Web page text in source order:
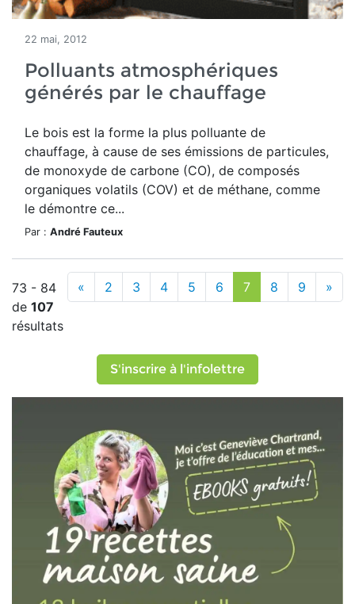
22 mai, 2012
Polluants atmosphériques
générés par le chauffage
Le bois est la forme la plus polluante de
chauffage, à cause de ses émissions de particules,
de monoxyde de carbone (CO), de composés
organiques volatils (COV) et de méthane, comme
le démontre ce...
Par : André Fauteux
73 - 84
de 107
résultats
« 2 3 4 5 6 7 8 9 »
S'inscrire à l'infolettre